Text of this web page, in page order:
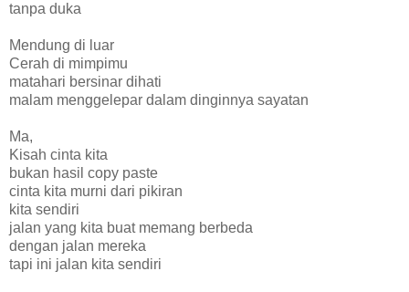
tanpa duka
Mendung di luar
Cerah di mimpimu
matahari bersinar dihati
malam menggelepar dalam dinginnya sayatan
Ma,
Kisah cinta kita
bukan hasil copy paste
cinta kita murni dari pikiran
kita sendiri
jalan yang kita buat memang berbeda
dengan jalan mereka
tapi ini jalan kita sendiri